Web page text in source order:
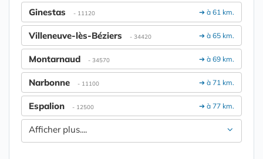
➔ à 61 km.
Ginestas - 11120
➔ à 65 km.
Villeneuve-lès-Béziers - 34420
➔ à 69 km.
Montarnaud - 34570
➔ à 71 km.
Narbonne - 11100
➔ à 77 km.
Espalion - 12500
Afficher plus....